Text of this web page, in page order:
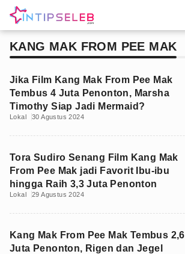
KANG MAK FROM PEE MAK
Jika Film Kang Mak From Pee Mak
Tembus 4 Juta Penonton, Marsha
Timothy Siap Jadi Mermaid?
Lokal 30 Agustus 2024
Tora Sudiro Senang Film Kang Mak
From Pee Mak jadi Favorit Ibu-ibu
hingga Raih 3,3 Juta Penonton
Lokal 29 Agustus 2024
Kang Mak From Pee Mak Tembus 2,6
Juta Penonton, Rigen dan Jegel